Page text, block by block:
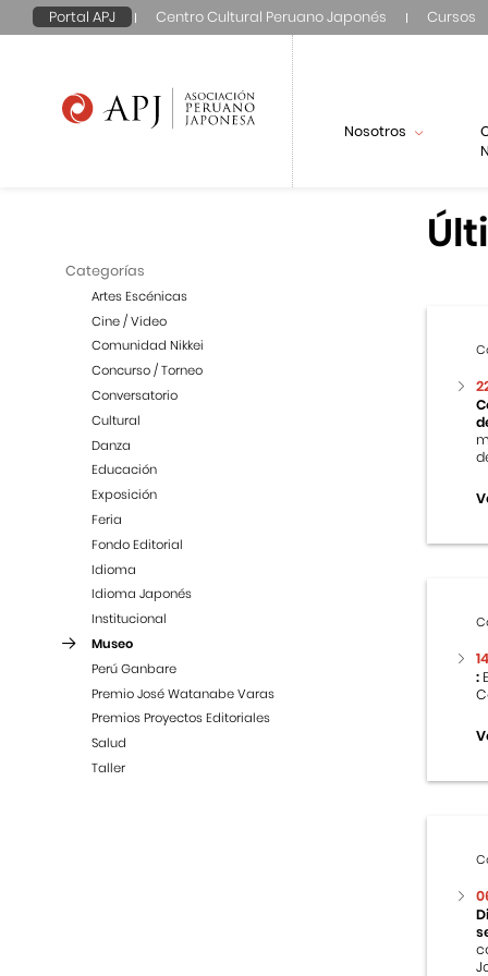
Portal APJ Centro Cultural Peruano Japonés Cursos
Nosotros
Categorías
Artes Escénicas
Cine / Video
Comunidad Nikkei
Concurso / Torneo
Conversatorio
Cultural
Danza
Educación
Exposición
Feria
Fondo Editorial
Idioma
Idioma Japonés
Institucional
Museo
Perú Ganbare
Premio José Watanabe Varas
Premios Proyectos Editoriales
Salud
Taller
: